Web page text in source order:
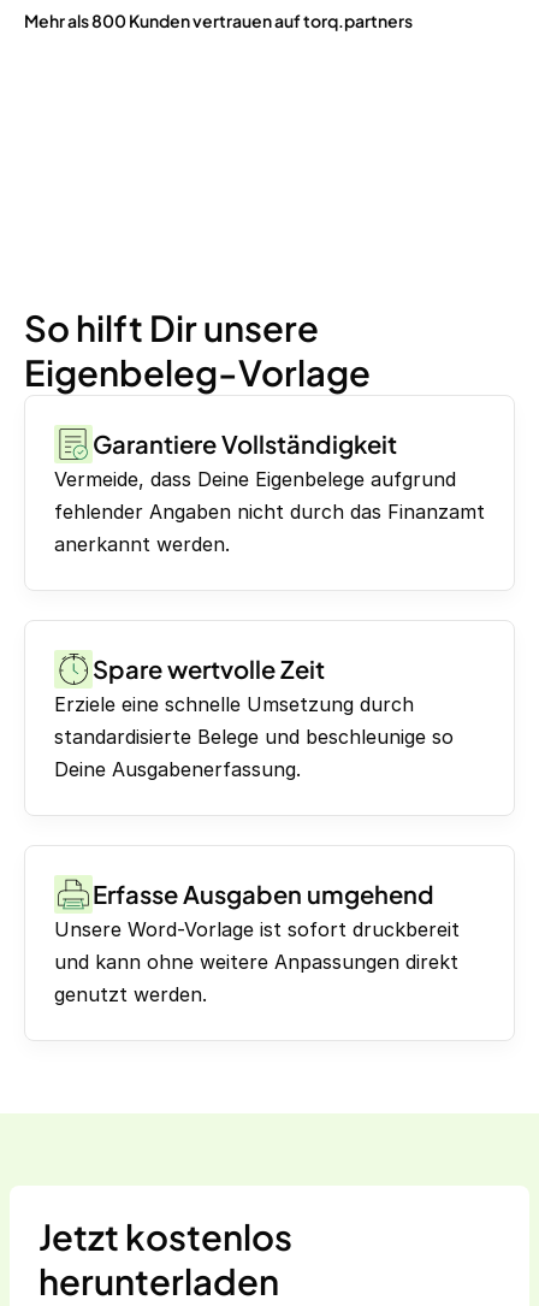
Mehr als 800 Kunden vertrauen auf torq.partners
So hilft Dir unsere
Eigenbeleg-Vorlage
Garantiere Vollständigkeit
Vermeide, dass Deine Eigenbelege aufgrund
fehlender Angaben nicht durch das Finanzamt
anerkannt werden.
Spare wertvolle Zeit
Erziele eine schnelle Umsetzung durch
standardisierte Belege und beschleunige so
Deine Ausgabenerfassung.
Erfasse Ausgaben umgehend
Unsere Word-Vorlage ist sofort druckbereit
und kann ohne weitere Anpassungen direkt
genutzt werden.
Jetzt kostenlos
herunterladen